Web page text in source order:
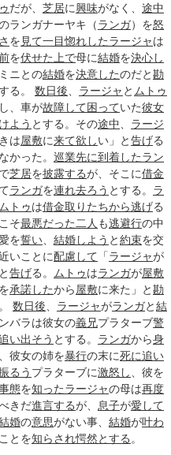
だが、 芝居に興味がなく、 途中
ランガナーヤキ（ランガ）を怒
を 見て一目惚れしたラージャは
を伏せた 上で母に結婚を決心し
ニとの結婚を決意したのだと勘
る。 数日後 ラージャ と ムトゥ
、車が故障して困っていた彼女
よう とする。その途中
ラージ
は屋敷に来て欲しい」と告げる
かった。 巡業先に到着したラン
芝居を披露するが、そこに借金
ランガを連れ去ろう とする。 ラ
ムトゥは借金取り たちから逃げる
こそ最悪だった 二人 も逃避行の中
を誓い 結婚しよう と約束を交
いことに配慮して 「ラージャが
告げる。 ムトゥはランガが屋敷
を承諾したから屋敷に来た」と勘
。 数日後 ラージャがランガと結
バラは彼女の義兄プラターブ警
い出そう とする。 ランガから身
彼女の姉を暴行の末に死に追い
るう プラターブに激怒し
、彼を
態を知ったラージャの母は再度
きだ進言するが、 息子が愛して
婚の意思がない事、 結婚が叶わ
とを知らされ愕然とする 。